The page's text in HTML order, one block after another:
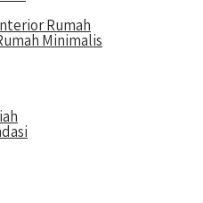
Rumah
Minimalis